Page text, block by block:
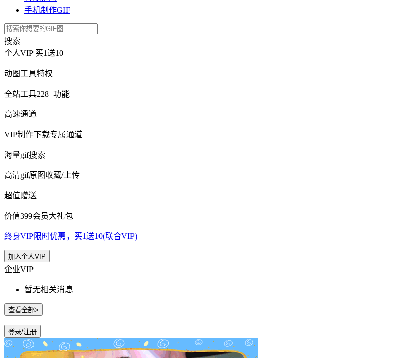
手机制作GIF
搜索
个人VIP 买1送10
动图工具特权
全站工具228+功能
高速通道
VIP制作下载专属通道
海量gif搜索
高清gif原图收藏/上传
超值赠送
价值399会员大礼包
终身VIP限时优惠，买1送10(联合VIP)
加入个人VIP
企业VIP
暂无相关消息
查看全部>
登录/注册